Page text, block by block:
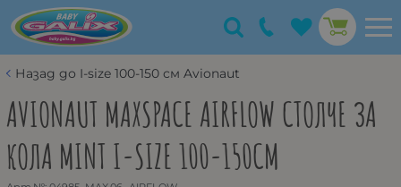
Назад до I-size 100-150 см Avionaut
AVIONAUT MAXSPACE AIRFLOW СТОЛЧЕ ЗА
КОЛА MINT I-SIZE 100-150СМ